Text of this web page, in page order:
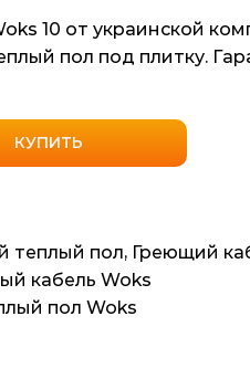
10 от украинской
пол под плитку.
КУПИТЬ
теплый пол, Греющий
кабель Woks
пол Woks